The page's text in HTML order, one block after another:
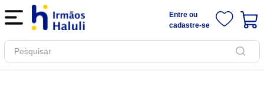
Entre ou
cadastre-se
Pesquisar